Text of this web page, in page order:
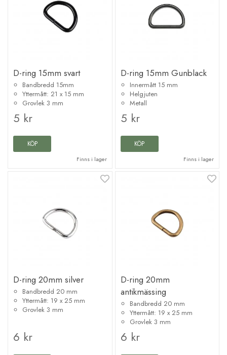
D-ring 15mm svart
Bandbredd 15mm
Yttermått: 21 x 15 mm
Grovlek 3 mm
5 kr
KÖP
Finns i lager
D-ring 15mm Gunblack
Innermått 15 mm
Helgjuten
Metall
5 kr
KÖP
Finns i lager
D-ring 20mm silver
Bandbredd 20 mm
Yttermått: 19 x 25 mm
Grovlek 3 mm
6 kr
D-ring 20mm
antikmässing
Bandbredd 20 mm
Yttermått: 19 x 25 mm
Grovlek 3 mm
6 kr